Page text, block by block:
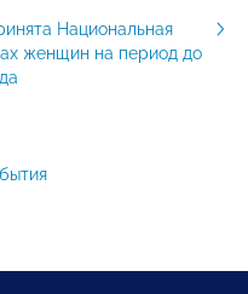
Национальная
женщин на период до